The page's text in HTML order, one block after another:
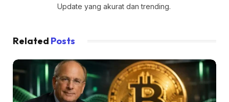
Update yang akurat dan trending.
Related Posts